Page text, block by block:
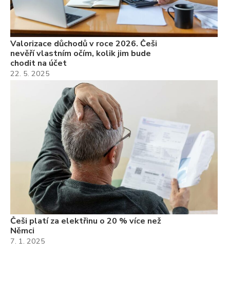
Valorizace důchodů v roce 2026. Češi
nevěří vlastním očím, kolik jim bude
chodit na účet
22. 5. 2025
Češi platí za elektřinu o 20 % více než
Němci
7. 1. 2025